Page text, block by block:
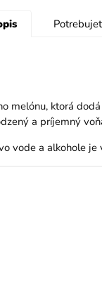
ktorá
a príjemný
vode a alkohole